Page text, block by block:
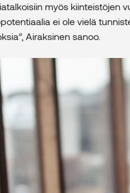
myös kiinteistöjen
ei ole vielä
Airaksinen sanoo.